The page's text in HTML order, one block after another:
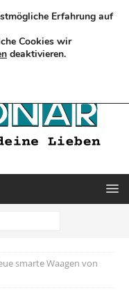
smarte Waagen von
Erfahrung auf
Cookies wir
deaktivieren.